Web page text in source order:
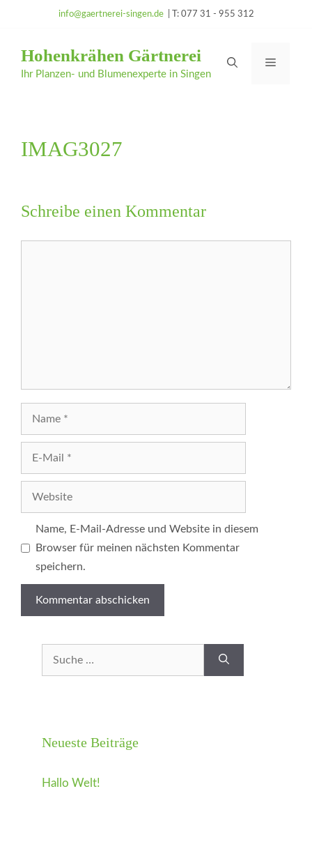
info@gaertnerei-singen.de| T: 077 31 - 955 312
Hohenkrähen Gärtnerei
Ihr Planzen- und Blumenexperte in Singen
Menü
IMAG3027
Schreibe einen Kommentar
Name, E-Mail-Adresse und Website in diesem
Browser für meinen nächsten Kommentar
speichern.
Neueste Beiträge
Hallo Welt!